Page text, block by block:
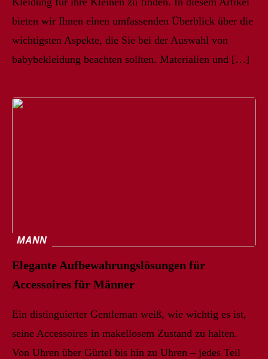
bieten wir Ihnen einen umfassenden Überblick über die
wichtigsten Aspekte, die Sie bei der Auswahl von
babybekleidung beachten sollten. Materialien und […]
MANN
Elegante Aufbewahrungslösungen für
Accessoires für Männer
Ein distinguierter Gentleman weiß, wie wichtig es ist,
seine Accessoires in makellosem Zustand zu halten.
Von Uhren über Gürtel bis hin zu Uhren – jedes Teil